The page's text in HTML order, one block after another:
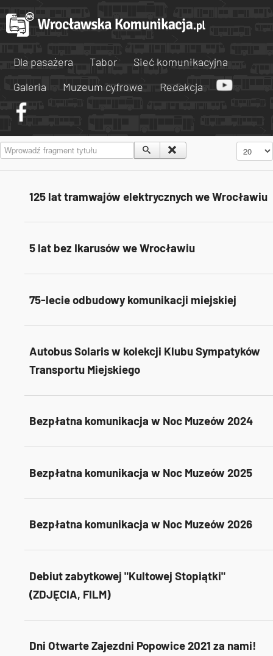
Dla pasażera Tabor
Sieć komunikacyjna
Galeria
Muzeum cyfrowe Redakcja
Wprowadź fragment tytułu Pokaż #
125 lat tramwajów elektrycznych we Wrocławiu
5 lat bez Ikarusów we Wrocławiu
75-lecie odbudowy komunikacji miejskiej
Autobus Solaris w kolekcji Klubu Sympatyków
Transportu Miejskiego
Bezpłatna komunikacja w Noc Muzeów 2024
Bezpłatna komunikacja w Noc Muzeów 2025
Bezpłatna komunikacja w Noc Muzeów 2026
Debiut zabytkowej "Kultowej Stopiątki"
(ZDJĘCIA, FILM)
Dni Otwarte Zajezdni Popowice 2021 za nami!